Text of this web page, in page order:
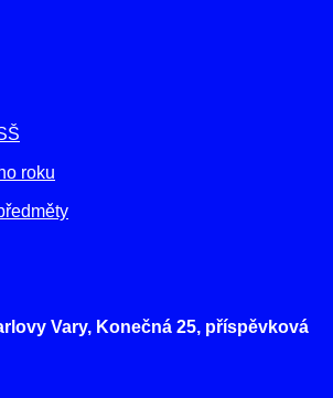
roku
Vary, Konečná 25, příspěvková